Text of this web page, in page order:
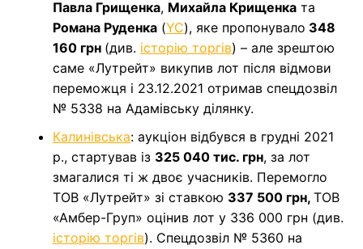
Павла Грищенка, Михайла Крищенка та
Романа Руденка (YC), яке пропонувало 348
160 грн (див. історію торгів) – але зрештою
саме «Лутрейт» викупив лот після відмови
переможця і 23.12.2021 отримав спецдозвіл
№ 5338 на Адамівську ділянку.
Калинівська: аукціон відбувся в грудні 2021
р., стартував із 325 040 тис. грн, за лот
змагалися ті ж двоє учасників. Перемогло
ТОВ «Лутрейт» зі ставкою 337 500 грн, ТОВ
«Амбер-Груп» оцінив лот у 336 000 грн (див.
історію торгів). Спецдозвіл № 5360 на